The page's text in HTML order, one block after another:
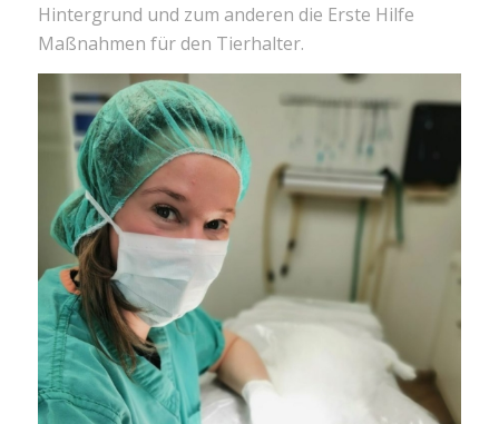
Hintergrund und zum anderen die Erste Hilfe
Maßnahmen für den Tierhalter.